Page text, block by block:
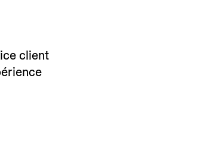
client